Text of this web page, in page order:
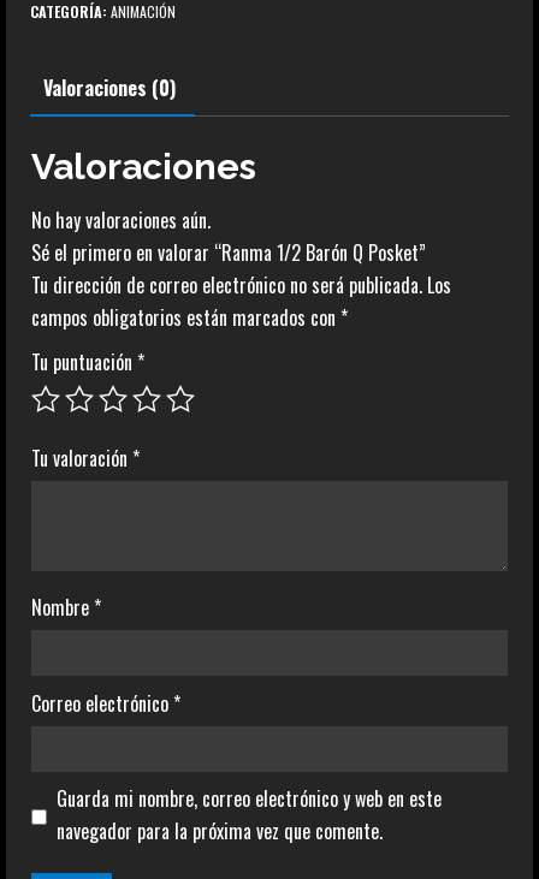
Q
cantidad
CATEGORÍA: ANIMACIÓN
Valoraciones (0)
Valoraciones
No hay valoraciones aún.
Sé el primero en valorar “Ranma 1/2 Barón Q Posket”
Tu dirección de correo electrónico no será publicada. Los
campos obligatorios están marcados con *
Tu puntuación *
Tu valoración *
Nombre *
Correo electrónico *
Guarda mi nombre, correo electrónico y web en este
navegador para la próxima vez que comente.